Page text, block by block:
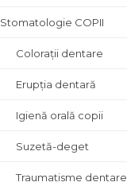
Stomatologie COPII
Colorații dentare
Erupția dentară
Igienă orală copii
Suzetă-deget
Traumatisme dentare